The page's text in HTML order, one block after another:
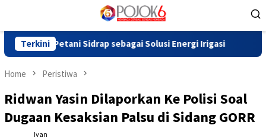
Menu
Terkini
Sidrap sebagai Solusi Energi Irigasi Wawali Indra
Home Peristiwa
Ridwan Yasin Dilaporkan Ke Polisi Soal
Dugaan Kesaksian Palsu di Sidang GORR
Ivan